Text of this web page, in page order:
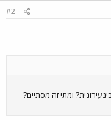
#2
ומתי זה מסתיים?